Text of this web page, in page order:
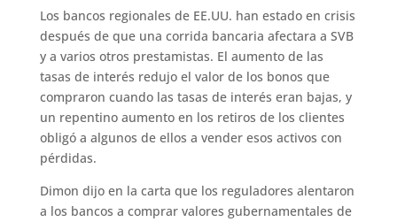
Los bancos regionales de EE.UU. han estado en crisis
después de que una corrida bancaria afectara a SVB
y a varios otros prestamistas. El aumento de las
tasas de interés redujo el valor de los bonos que
compraron cuando las tasas de interés eran bajas, y
un repentino aumento en los retiros de los clientes
obligó a algunos de ellos a vender esos activos con
pérdidas.
Dimon dijo en la carta que los reguladores alentaron
a los bancos a comprar valores gubernamentales de